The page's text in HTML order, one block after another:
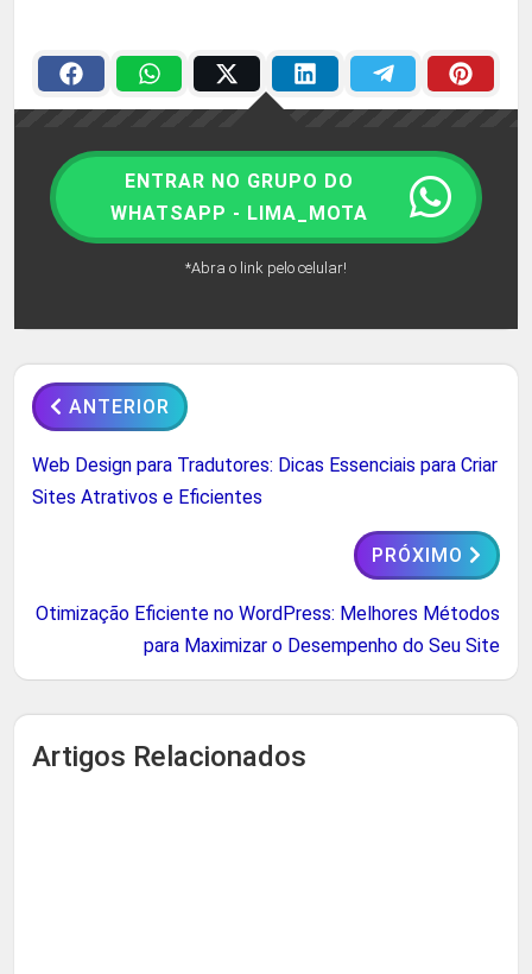
ENTRAR NO GRUPO DO
WHATSAPP - LIMA_MOTA
*Abra o link pelo celular!
ANTERIOR
Web Design para Tradutores: Dicas Essenciais para Criar
Sites Atrativos e Eficientes
PRÓXIMO
Otimização Eficiente no WordPress: Melhores Métodos
para Maximizar o Desempenho do Seu Site
Artigos Relacionados